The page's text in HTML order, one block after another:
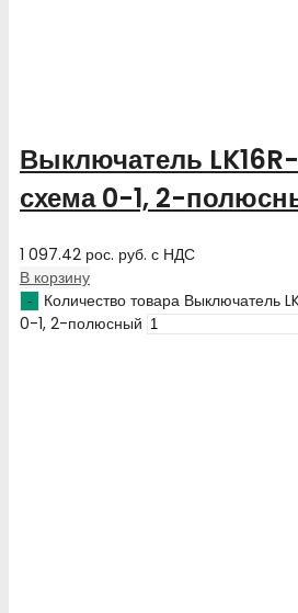
Выключатель
схема 0-1, 2-
1 097.42 рос. руб. с НДС
В корзину
Количество товара Выключатель
0-1, 2-полюсный